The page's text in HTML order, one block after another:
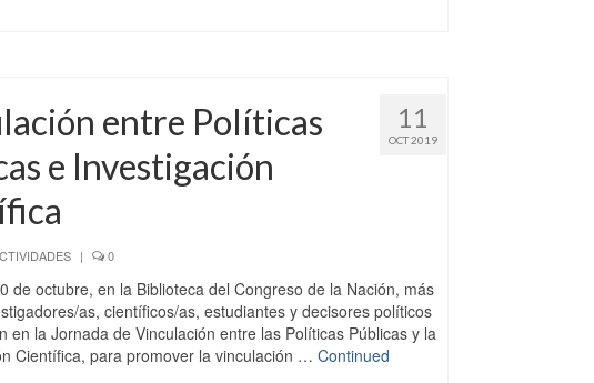
11
OCT 2019
entre Políticas
e Investigación
| 0
de octubre, en la Biblioteca del Congreso de la Nación, más
as, científicos/as, estudiantes y decisores políticos
en la Jornada de Vinculación entre las Políticas Públicas y la
Científica, para promover la vinculación … Continued